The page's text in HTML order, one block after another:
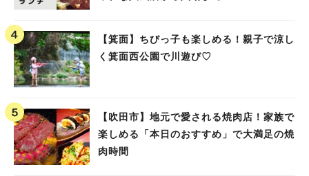
【箕面】ちびっ子も楽しめる！親子で涼し
く箕面西公園で川遊び♡
【吹田市】地元で愛される焼肉店！家族で
楽しめる「本日のおすすめ」で大満足の焼
肉時間